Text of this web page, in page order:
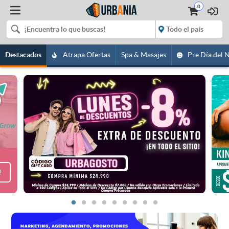
0
Destacados Atrapa Ofertas Spa & Masajes Pre Día del